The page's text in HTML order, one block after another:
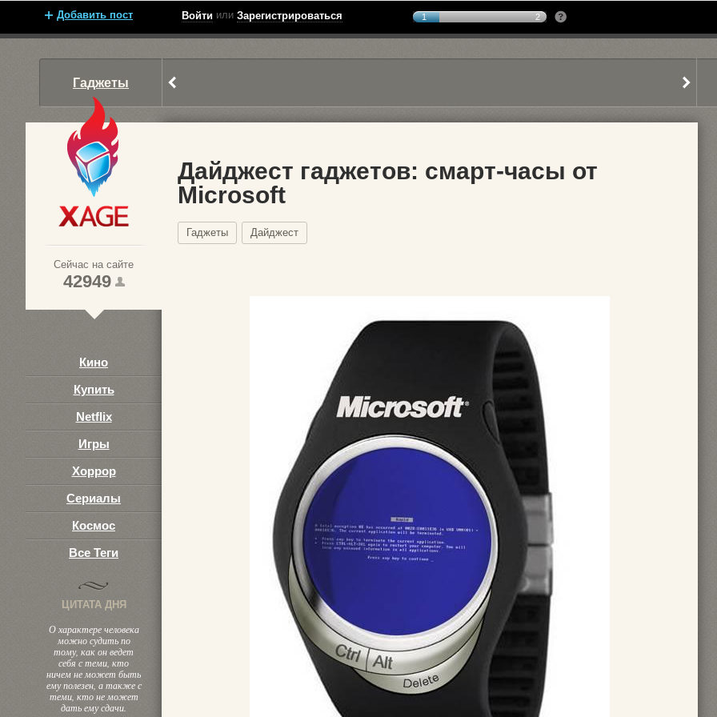
Добавить пост Войти или Зарегистрироваться 1 2
Гаджеты
Сейчас на сайте
42949
Кино
Купить
Netflix
Игры
Хоррор
Сериалы
Космос
Все Теги
ЦИТАТА ДНЯ
О характере человека
можно судить по
тому, как он ведет
себя с теми, кто
ничем не может быть
ему полезен, а также с
теми, кто не может
дать ему сдачи.
Дайджест гаджетов: смарт-часы от
Microsoft
Гаджеты Дайджест